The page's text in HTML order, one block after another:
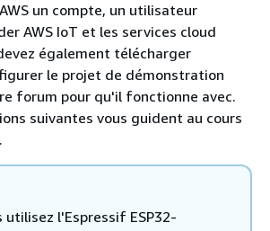
un compte, un utilisateur
AWS IoT et les services cloud
également télécharger
le projet de démonstration
forum pour qu'il fonctionne avec.
suivantes vous guident au cours
utilisez l'Espressif ESP32-